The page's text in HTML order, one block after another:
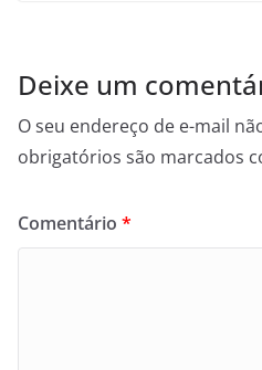
Deixe um
O seu endereço de e-mail
obrigatórios são marcados
Comentário *